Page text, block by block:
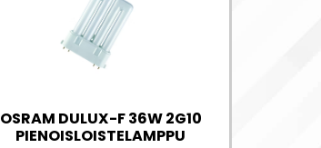
OSRAM DULUX-F 36W 2G10
PIENOISLOISTELAMPPU